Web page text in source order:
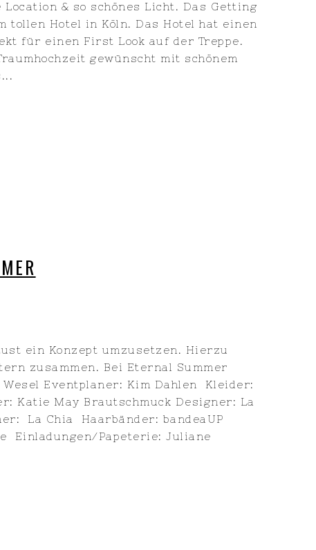
& so schönes Licht. Das Getting
tollen Hotel in Köln. Das Hotel hat einen
für einen First Look auf der Treppe.
gewünscht mit schönem
ein Konzept umzusetzen. Hierzu
zusammen. Bei Eternal Summer
Eventplaner: Kim Dahlen Kleider:
Katie May Brautschmuck Designer: La
La Chia Haarbänder: bandeaUP
Einladungen/Papeterie: Juliane